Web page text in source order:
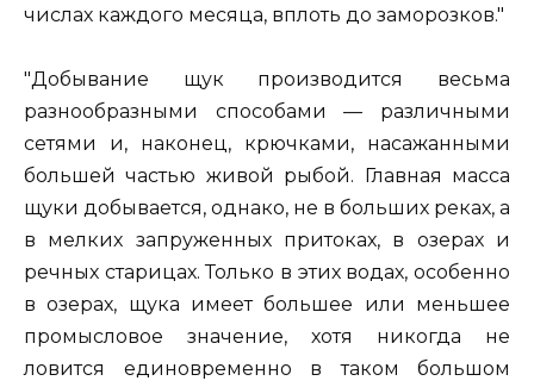
числах каждого месяца, вплоть до заморозков."
"Добывание щук производится весьма
разнообразными способами — различными
сетями и, наконец, крючками, насажанными
большей частью живой рыбой. Главная масса
щуки добывается, однако, не в больших реках, а
в мелких запруженных притоках, в озерах и
речных старицах. Только в этих водах, особенно
в озерах, щука имеет большее или меньшее
промысловое значение, хотя никогда не
ловится единовременно в таком большом